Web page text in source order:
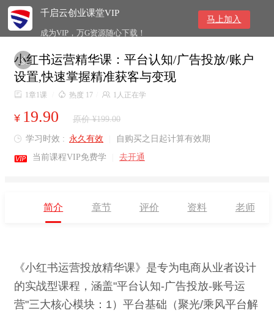
千启云创业课堂VIP
成为VIP，万G资源随心下载！
马上加入

小红书运营精华课：平台认知/广告投放/账户
设置,快速掌握精准获客与变现
 1章1课  热度 17  1人正在学
¥ 19.90 原价 ¥199.00
 学习时效 : 永久有效 自购买之日起计算有效期
 当前课程VIP免费学 去开通
简介 章节 评价 资料 老师
《小红书运营投放精华课》是专为电商从业者设计
的实战型课程，涵盖"平台认知-广告投放-账号运
营"三大核心模块：1）平台基础（聚光/乘风平台解